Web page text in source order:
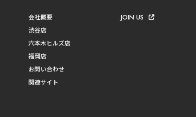
会社概要
渋谷店
六本木ヒルズ店
福岡店
お問い合わせ
関連サイト
JOIN US